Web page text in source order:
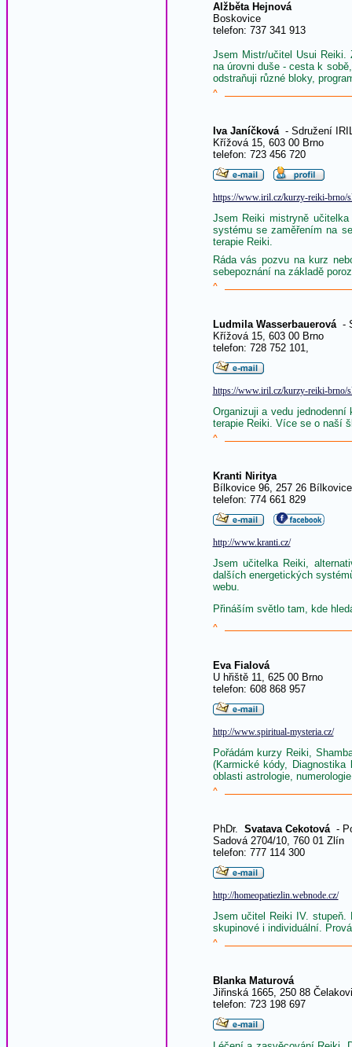
Alžběta Hejnová
Boskovice
telefon: 737 341 913
Jsem Mistr/učitel Usui Reiki.
na úrovni duše - cesta k
odstraňuji různé bloky,
^
Iva Janíčková- Sdružení
Křížová 15, 603 00 Brno
telefon: 723 456 720
https://www.iril.cz/kurzy-reiki-brno/
Jsem Reiki mistryně
systému se zaměřením na
terapie Reiki.
Ráda vás pozvu na kurz
sebepoznání na základě
^
Ludmila Wasserbauerová-
Křížová 15, 603 00 Brno
telefon: 728 752 101,
https://www.iril.cz/kurzy-reiki-brno/
Organizuji a vedu
terapie Reiki. Více se o naší
^
Kranti Niritya
Bílkovice 96, 257 26 Bílkovice
telefon: 774 661 829
http://www.kranti.cz/
Jsem učitelka Reiki,
dalších energetických
webu.
Přináším světlo tam, kde
^
Eva Fialová
U hřiště 11, 625 00 Brno
telefon: 608 868 957
http://www.spiritual-mysteria.cz/
Pořádám kurzy Reiki,
(Karmické kódy,
oblasti astrologie,
^
PhDr. Svatava Cekotová-
Sadová 2704/10, 760 01 Zlín
telefon: 777 114 300
http://homeopatiezlin.webnode.cz/
Jsem učitel Reiki IV. stupeň.
skupinové i individuální.
^
Blanka Maturová
Jiřinská 1665, 250 88
telefon: 723 198 697